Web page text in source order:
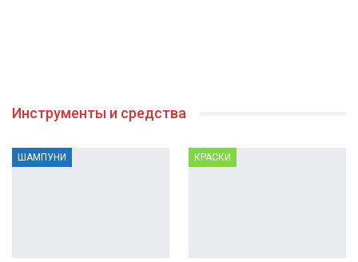
Инструменты и средства
ШАМПУНИ КРАСКИ